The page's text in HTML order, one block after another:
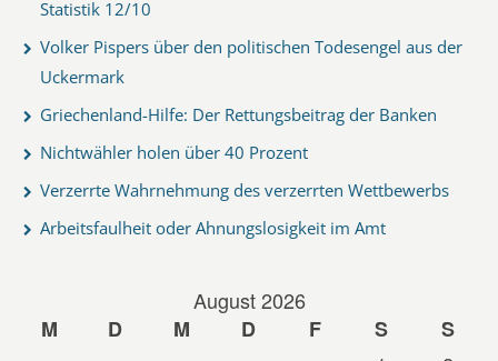
Statistik 12/10
Volker Pispers über den politischen Todesengel aus der
Uckermark
Griechenland-Hilfe: Der Rettungsbeitrag der Banken
Nichtwähler holen über 40 Prozent
Verzerrte Wahrnehmung des verzerrten Wettbewerbs
Arbeitsfaulheit oder Ahnungslosigkeit im Amt
August 2026
M
D M D F S
S